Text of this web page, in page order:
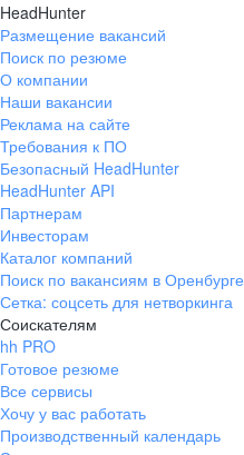
HeadHunter
Размещение вакансий
Поиск по резюме
О компании
Наши вакансии
Реклама на сайте
Требования к ПО
Безопасный HeadHunter
HeadHunter API
Партнерам
Инвесторам
Каталог компаний
Поиск по вакансиям в Оренбурге
Сетка: соцсеть для нетворкинга
Соискателям
hh PRO
Готовое резюме
Все сервисы
Хочу у вас работать
Производственный календарь